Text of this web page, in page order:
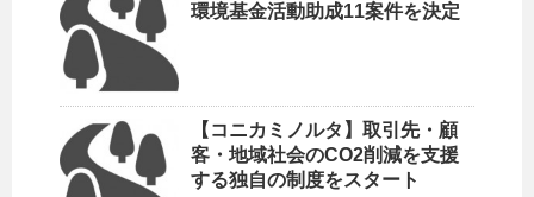
環境基金活動助成11案件を決定
【コニカミノルタ】取引先・顧
客・地域社会のCO2削減を支援
する独自の制度をスタート